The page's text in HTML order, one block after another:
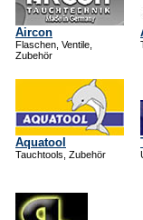
Aircon
Flaschen, Ventile,
Zubehör
Aquatool
Tauchtools, Zubehör